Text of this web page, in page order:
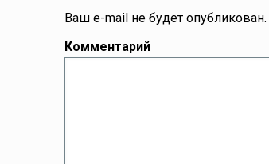
Ваш e-mail не будет опубликован.
Комментарий